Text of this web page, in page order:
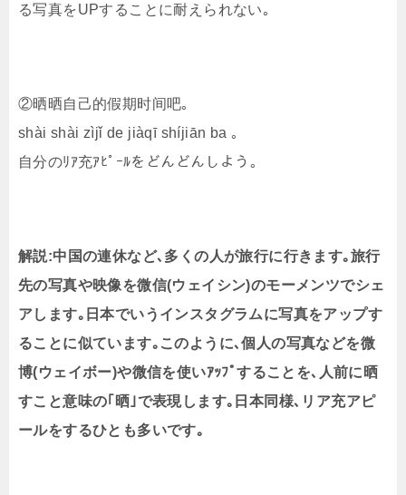
る写真をUPすることに耐えられない｡
②晒晒自己的假期时间吧｡
shài shài zìjǐ de jiàqī shíjiān ba ｡
自分のﾘｱ充ｱﾋﾟｰﾙをどんどんしよう｡
解説:中国の連休など､多くの人が旅行に行きます｡旅行
先の写真や映像を微信(ウェイシン)のモーメンツでシェ
アします｡日本でいうインスタグラムに写真をアップす
ることに似ています｡このように､個人の写真などを微
博(ウェイボー)や微信を使いｱｯﾌﾟすることを､人前に晒
すこと意味の｢晒｣で表現します｡日本同様､リア充アピ
ールをするひとも多いです｡